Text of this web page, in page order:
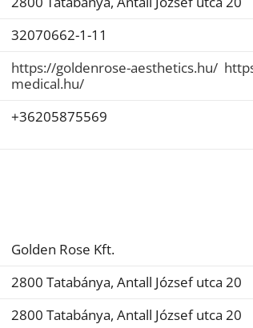
32070662-1-11
https://goldenrose-aesthetics.hu/
medical.hu/
+36205875569
Golden Rose Kft.
2800 Tatabánya, Antall József utca 20
2800 Tatabánya, Antall József utca 20